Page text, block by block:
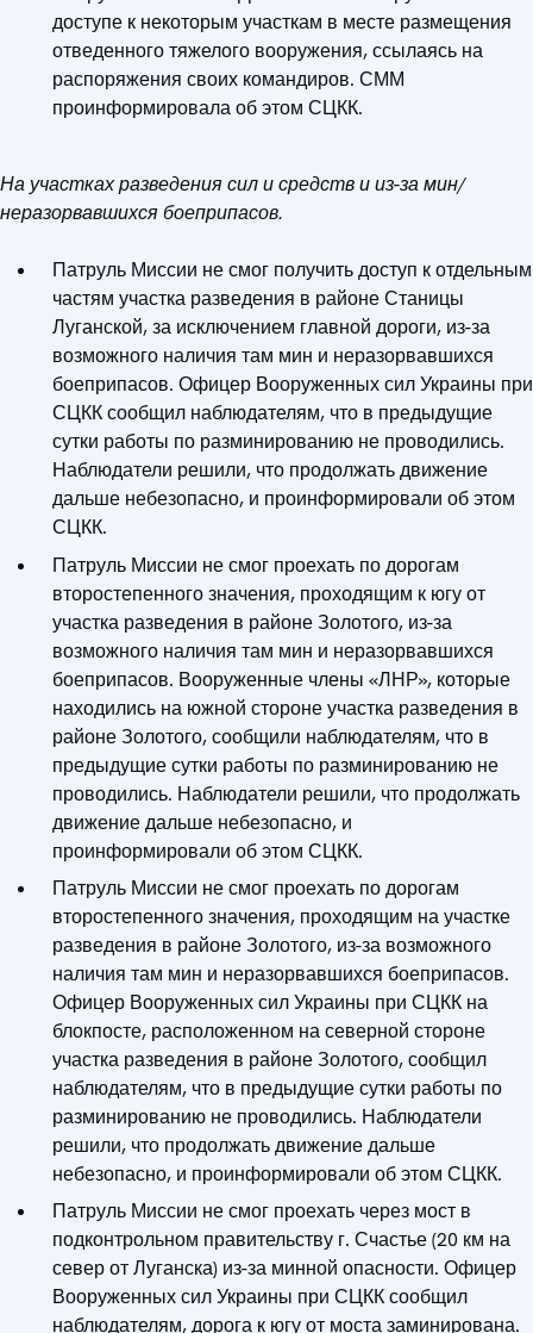
доступе к некоторым участкам в месте размещения
отведенного тяжелого вооружения, ссылаясь на
распоряжения своих командиров. СММ
проинформировала об этом СЦКК.
На участках разведения сил и средств и из-за мин/
неразорвавшихся боеприпасов.
Патруль Миссии не смог получить доступ к отдельным
частям участка разведения в районе Станицы
Луганской, за исключением главной дороги, из-за
возможного наличия там мин и неразорвавшихся
боеприпасов. Офицер Вооруженных сил Украины при
СЦКК сообщил наблюдателям, что в предыдущие
сутки работы по разминированию не проводились.
Наблюдатели решили, что продолжать движение
дальше небезопасно, и проинформировали об этом
СЦКК.
Патруль Миссии не смог проехать по дорогам
второстепенного значения, проходящим к югу от
участка разведения в районе Золотого, из-за
возможного наличия там мин и неразорвавшихся
боеприпасов. Вооруженные члены «ЛНР», которые
находились на южной стороне участка разведения в
районе Золотого, сообщили наблюдателям, что в
предыдущие сутки работы по разминированию не
проводились. Наблюдатели решили, что продолжать
движение дальше небезопасно, и
проинформировали об этом СЦКК.
Патруль Миссии не смог проехать по дорогам
второстепенного значения, проходящим на участке
разведения в районе Золотого, из-за возможного
наличия там мин и неразорвавшихся боеприпасов.
Офицер Вооруженных сил Украины при СЦКК на
блокпосте, расположенном на северной стороне
участка разведения в районе Золотого, сообщил
наблюдателям, что в предыдущие сутки работы по
разминированию не проводились. Наблюдатели
решили, что продолжать движение дальше
небезопасно, и проинформировали об этом СЦКК.
Патруль Миссии не смог проехать через мост в
подконтрольном правительству г. Счастье (20 км на
север от Луганска) из-за минной опасности. Офицер
Вооруженных сил Украины при СЦКК сообщил
наблюдателям, дорога к югу от моста заминирована.